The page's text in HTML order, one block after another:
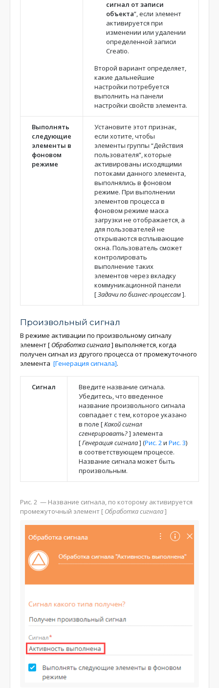
сигнал от записи
объекта”, если элемент
активируется при
изменении или удалении
определенной записи
Creatio.
Второй вариант определяет,
какие дальнейшие
настройки потребуется
выполнить на панели
настройки свойств элемента.
Выполнять
следующие
элементы в
фоновом
режиме
Установите этот признак,
если хотите, чтобы
элементы группы “Действия
пользователя”, которые
активированы исходящими
потоками данного элемента,
выполнялись в фоновом
режиме. При выполнении
элементов процесса в
фоновом режиме маска
загрузки не отображается, а
для пользователей не
открываются всплывающие
окна. Пользователь сможет
контролировать
выполнение таких
элементов через вкладку
коммуникационной панели
[Задачи по бизнес-процессам].
Произвольный сигнал
В режиме активации по произвольному сигналу
элемент[ Обработка сигнала] выполняется, когда
получен сигнал из другого процесса от промежуточного
элемента [Генерация сигнала].
Сигнал
Введите название сигнала.
Убедитесь, что введенное
название произвольного сигнала
совпадает с тем, которое указано
в поле [Какой сигнал
сгенерировать?] элемента
[Генерация сигнала] (Рис. 2и Рис. 3)
в соответствующем процессе.
Название сигнала может быть
произвольным.
Рис. 2 — Название сигнала, по которому активируется
промежуточный элемент [ Обработка сигнала]